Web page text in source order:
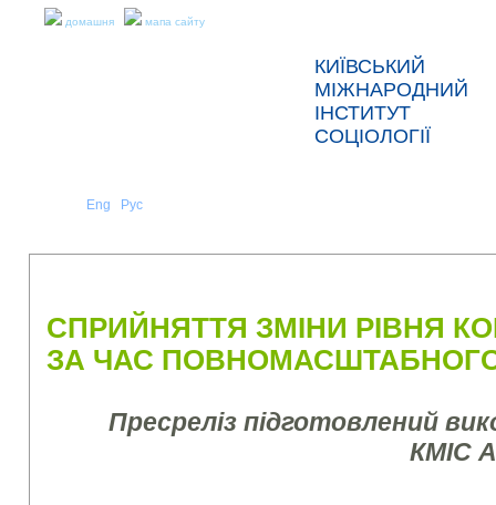
домашня мапа сайту
КИЇВСЬКИЙ
МІЖНАРОДНИЙ
ІНСТИТУТ
СОЦІОЛОГІЇ
Eng Рус
СПРИЙНЯТТЯ ЗМІНИ РІВНЯ
ЗА ЧАС
Пресреліз підготовлений
КМІС